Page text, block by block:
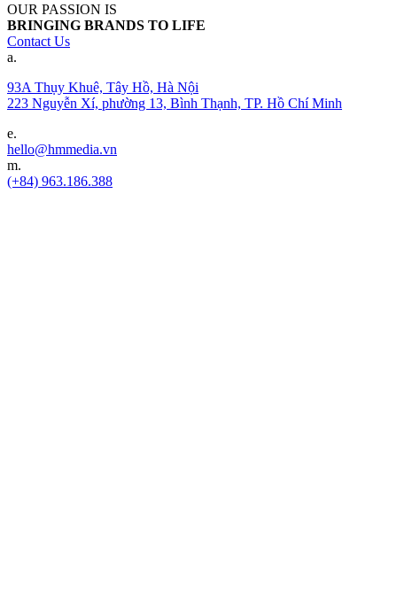
OUR PASSION IS
BRINGING BRANDS TO LIFE
Contact Us
a.
93A Thụy Khuê, Tây Hồ, Hà Nội
223 Nguyễn Xí, phường 13, Bình Thạnh, TP. Hồ Chí Minh
e.
hello@hmmedia.vn
m.
(+84) 963.186.388